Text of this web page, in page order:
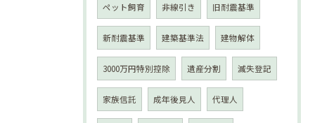
ペット飼育 非線引き 旧耐震基準
新耐震基準 建築基準法 建物解体
3000万円特別控除 遺産分割 滅失登記
家族信託 成年後見人 代理人